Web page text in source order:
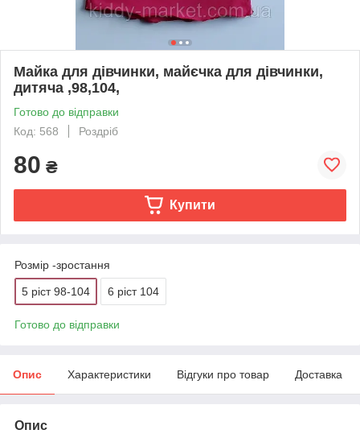
Майка для дівчинки, майєчка для дівчинки,
дитяча ,98,104,
Готово до відправки
Код: 568
Роздріб
80 ₴
Купити
Розмір -зростання
5 ріст 98-104 6 ріст 104
Готово до відправки
Опис Характеристики Відгуки про товар Доставка
Опис